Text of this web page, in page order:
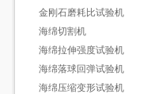
金刚石磨耗比试验机
海绵切割机
海绵拉伸强度试验机
海绵落球回弹试验机
海绵压缩变形试验机